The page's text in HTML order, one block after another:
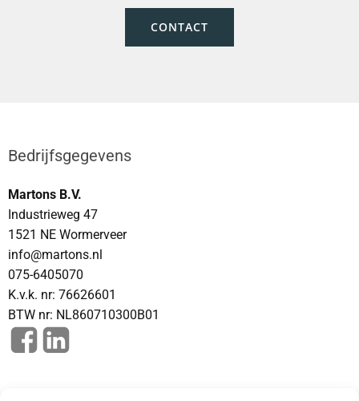
CONTACT
Bedrijfsgegevens
Martons B.V.
Industrieweg 47
1521 NE Wormerveer
info@martons.nl
075-6405070
K.v.k. nr: 76626601
BTW nr: NL860710300B01